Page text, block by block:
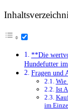
**Die
Hundefutter
Fragen und
Ist
im